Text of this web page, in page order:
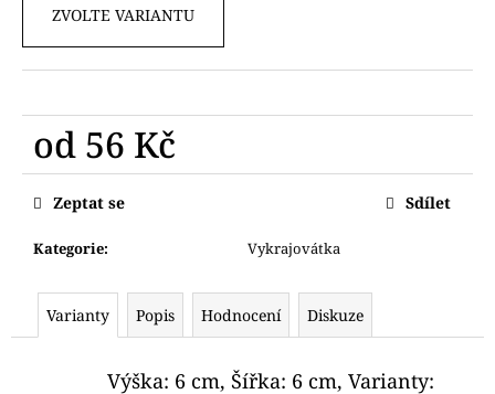
ZVOLTE VARIANTU
od 56 Kč
Měrná
cena:
Kategorie: Vykrajovátka
Zeptat se Sdílet
Varianty Popis Hodnocení Diskuze
Výška: 6 cm, Šířka: 6 cm, Varianty:
j
e
e
ADVETNÍ
4CM
Kč